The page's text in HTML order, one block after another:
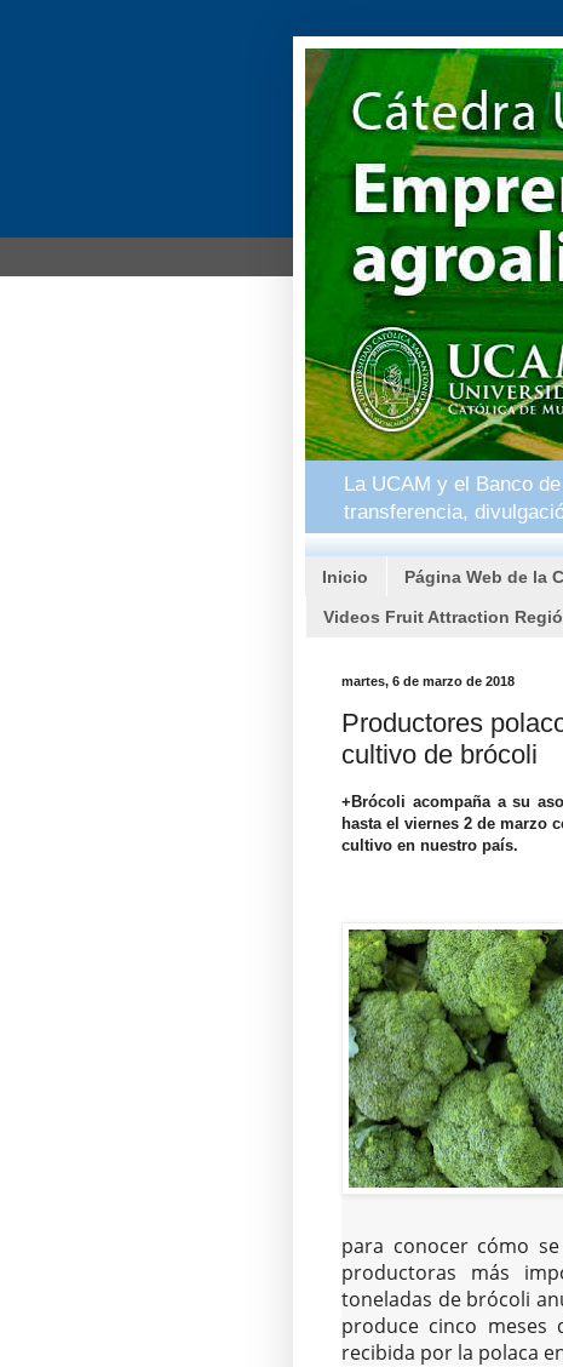
La UCAM y el Banco
transferencia,
Inicio Página Web de la
Videos Fruit Attraction
martes, 6 de marzo de 2018
Productores
cultivo de brócoli
+Brócoli acompaña a su
hasta el viernes 2 de marzo
cultivo en nuestro país.
para conocer cómo
productoras más
toneladas de brócoli
produce cinco meses
recibida por la polaca